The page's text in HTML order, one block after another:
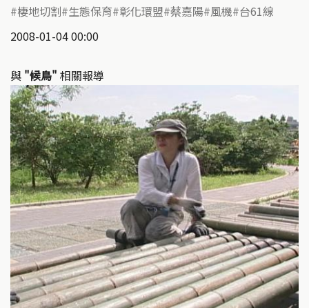
棲地切割 生態保育 彰化環盟 蔡嘉陽 風機 台61線
2008-01-04 00:00
與 "候鳥" 相關報導